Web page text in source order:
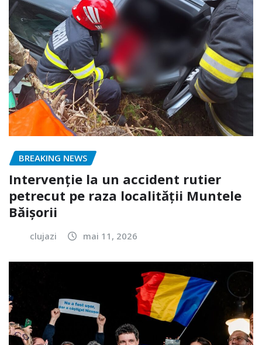
BREAKING NEWS
Intervenție la un accident rutier
petrecut pe raza localității Muntele
Băișorii
clujazi mai 11, 2026